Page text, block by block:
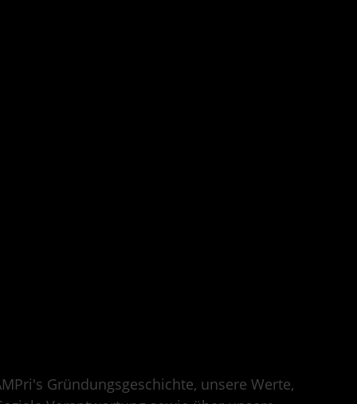
Gründungsgeschichte, unsere Werte,